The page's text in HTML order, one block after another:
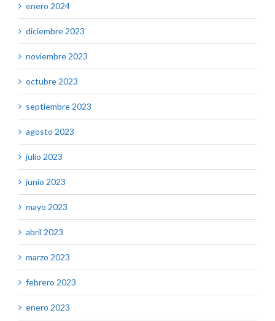
enero 2024
diciembre 2023
noviembre 2023
octubre 2023
septiembre 2023
agosto 2023
julio 2023
junio 2023
mayo 2023
abril 2023
marzo 2023
febrero 2023
enero 2023